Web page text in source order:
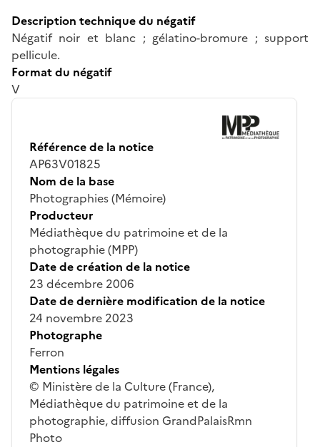
Description technique du négatif
Négatif noir et blanc ; gélatino-bromure ; support
pellicule.
Format du négatif
V
Référence de la notice
AP63V01825
Nom de la base
Photographies (Mémoire)
Producteur
Médiathèque du patrimoine et de la
photographie (MPP)
Date de création de la notice
23 décembre 2006
Date de dernière modification de la notice
24 novembre 2023
Photographe
Ferron
Mentions légales
© Ministère de la Culture (France),
Médiathèque du patrimoine et de la
photographie, diffusion GrandPalaisRmn
Photo